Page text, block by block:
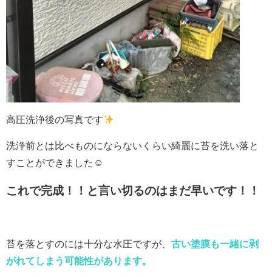
高圧洗浄後の写真です
洗浄前とは比べものにならないくらい綺麗に苔を洗い落と
すことができました☺
これで完成！！と言い切るのはまだ早いです！！
苔を落とすのには十分な水圧ですが、 古い塗膜も一緒に剥
がれてしまう可能性があります。